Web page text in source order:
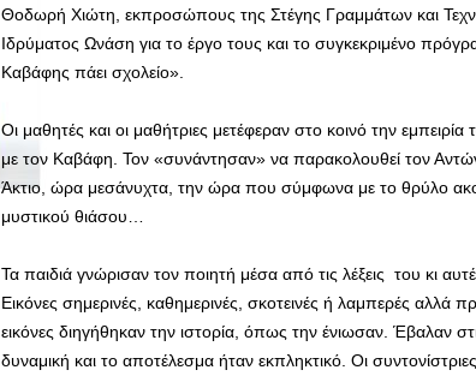
Θοδωρή Χιώτη, εκπροσώπους της Στέγης Γραμμάτων και
Ιδρύματος Ωνάση για το έργο τους και το συγκεκριμένο
Καβάφης πάει σχολείο».
Οι μαθητές και οι μαθήτριες μετέφεραν στο κοινό την
με τον Καβάφη. Τον «συνάντησαν» να παρακολουθεί τον
Άκτιο, ώρα μεσάνυχτα, την ώρα που σύμφωνα με το θρύλο
μυστικού θιάσου…
Τα παιδιά γνώρισαν τον ποιητή μέσα από τις λέξεις του κι αυτές
Εικόνες σημερινές, καθημερινές, σκοτεινές ή λαμπερές αλλά
εικόνες διηγήθηκαν την ιστορία, όπως την ένιωσαν. Έβαλαν
δυναμική και το αποτέλεσμα ήταν εκπληκτικό. Οι